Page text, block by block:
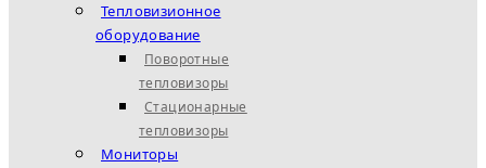
Тепловизионное
оборудование
Поворотные
тепловизоры
Стационарные
тепловизоры
Мониторы